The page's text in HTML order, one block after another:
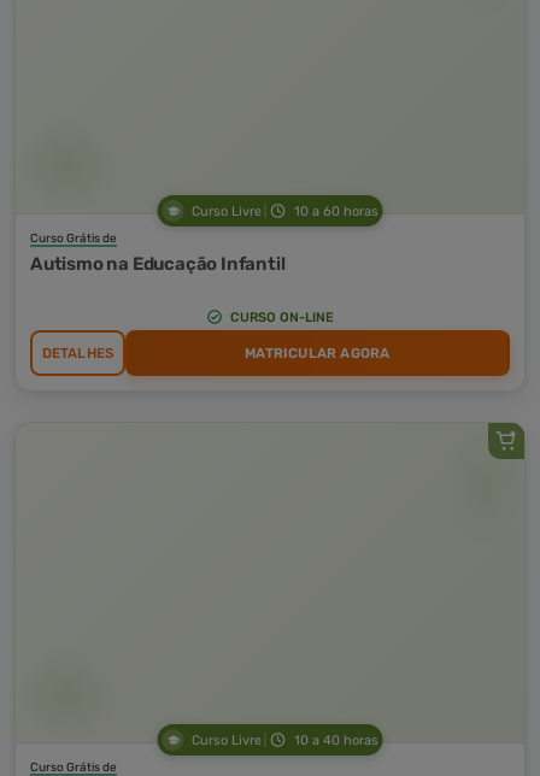
Curso Livre 10 a 60 horas
Curso Grátis de
Autismo na Educação Infantil
CURSO ON-LINE
DETALHES MATRICULAR AGORA
Curso Livre 10 a 40 horas
Curso Grátis de